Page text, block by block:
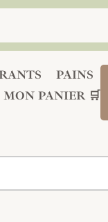
PAINS
MON PANIER 🛒